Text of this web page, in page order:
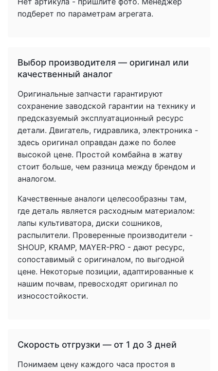
подберет по параметрам агрегата.
Выбор производителя — оригинал или
качественный аналог
Оригинальные запчасти гарантируют
сохранение заводской гарантии на технику и
предсказуемый эксплуатационный ресурс
детали. Двигатель, гидравлика, электроника -
здесь оригинал оправдан даже по более
высокой цене. Простой комбайна в жатву
стоит больше, чем разница между брендом и
аналогом.
Качественные аналоги целесообразны там,
где деталь является расходным материалом:
лапы культиватора, диски сошников,
распылители. Проверенные производители -
SHOUP, KRAMP, MAYER-PRO - дают ресурс,
сопоставимый с оригиналом, по выгодной
цене. Некоторые позиции, адаптированные к
нашим почвам, превосходят оригинал по
износостойкости.
Скорость отгрузки — от 1 до 3 дней
Понимаем цену каждого часа простоя в